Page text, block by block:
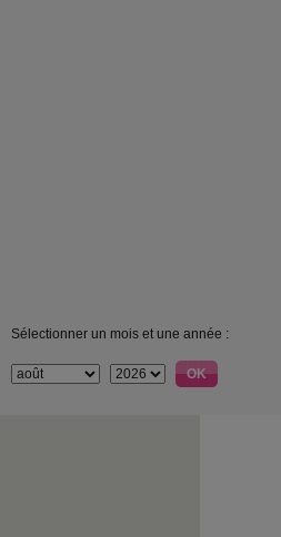
Sélectionner un mois et une année :